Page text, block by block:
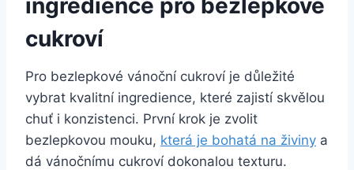
cukroví
Pro bezlepkové vánoční cukroví je důležité
vybrat kvalitní ingredience, které zajistí skvělou
chuť i konzistenci. První krok je zvolit
bezlepkovou mouku, která je bohatá na živiny a
dá vánočnímu cukroví dokonalou texturu.